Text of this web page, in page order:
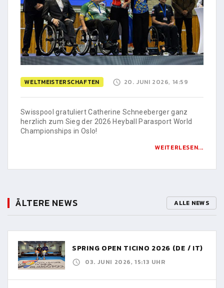
WELTMEISTERSCHAFTEN 20. JUNI 2026, 14:59
Swisspool gratuliert Catherine Schneeberger ganz
herzlich zum Sieg der 2026 Heyball Parasport World
Championships in Oslo!
WEITERLESEN...
ÄLTERE NEWS ALLE NEWS
SPRING OPEN TICINO 2026 (DE / IT)
03. JUNI 2026, 15:13 UHR